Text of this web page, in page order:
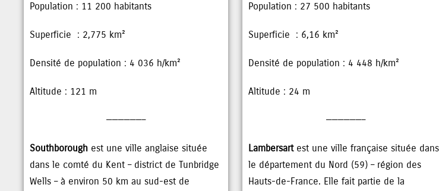
Population : 11 200 habitants
Superficie : 2,775 km²
Densité de population : 4 036 h/km²
Altitude : 121 m
——————–
Southboroughest une ville anglaise située
dans le comté du Kent – district de Tunbridge
Wells – à environ 50 km au sud-est de
Population : 27 500 habitants
Superficie : 6,16 km²
Densité de population : 4 448 h/km²
Altitude : 24 m
——————–
Lambersartest une ville française située dans
le département du Nord (59) – région des
Hauts-de-France. Elle fait partie de la